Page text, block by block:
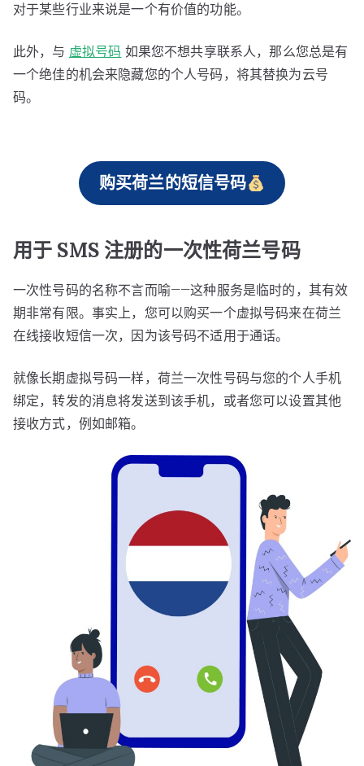
对于某些行业来说是一个有价值的功能。
此外，与 虚拟号码 如果您不想共享联系人，那么您总是有
一个绝佳的机会来隐藏您的个人号码，将其替换为云号
码。
购买荷兰的短信号码
用于 SMS 注册的一次性荷兰号码
一次性号码的名称不言而喻——这种服务是临时的，其有效
期非常有限。事实上，您可以购买一个虚拟号码来在荷兰
在线接收短信一次，因为该号码不适用于通话。
就像长期虚拟号码一样，荷兰一次性号码与您的个人手机
绑定，转发的消息将发送到该手机，或者您可以设置其他
接收方式，例如邮箱。